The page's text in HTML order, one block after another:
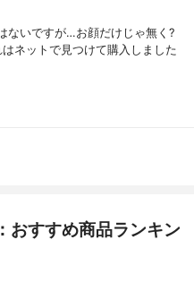
ないですが…お顔だけじゃ無く?
ネットで見つけて購入しました
おすすめ商品ランキン